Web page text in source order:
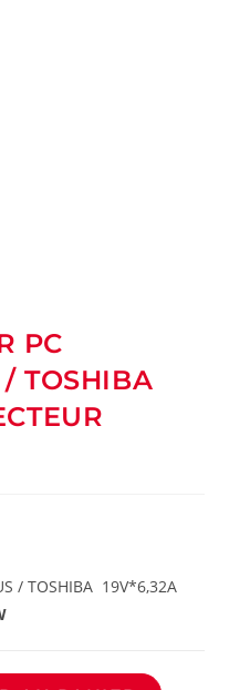
PC
/ TOSHIBA
/ TOSHIBA 19V*6,32A